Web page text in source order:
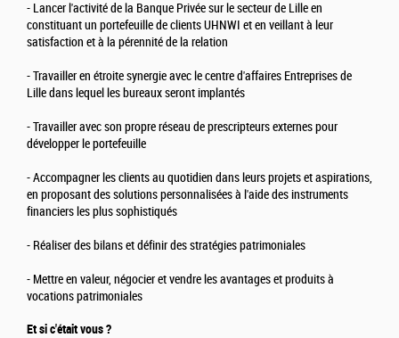
- Lancer l'activité de la Banque Privée sur le secteur de Lille en
constituant un portefeuille de clients UHNWI et en veillant à leur
satisfaction et à la pérennité de la relation
- Travailler en étroite synergie avec le centre d'affaires Entreprises de
Lille dans lequel les bureaux seront implantés
- Travailler avec son propre réseau de prescripteurs externes pour
développer le portefeuille
- Accompagner les clients au quotidien dans leurs projets et aspirations,
en proposant des solutions personnalisées à l'aide des instruments
financiers les plus sophistiqués
- Réaliser des bilans et définir des stratégies patrimoniales
- Mettre en valeur, négocier et vendre les avantages et produits à
vocations patrimoniales
Et si c'était vous ?